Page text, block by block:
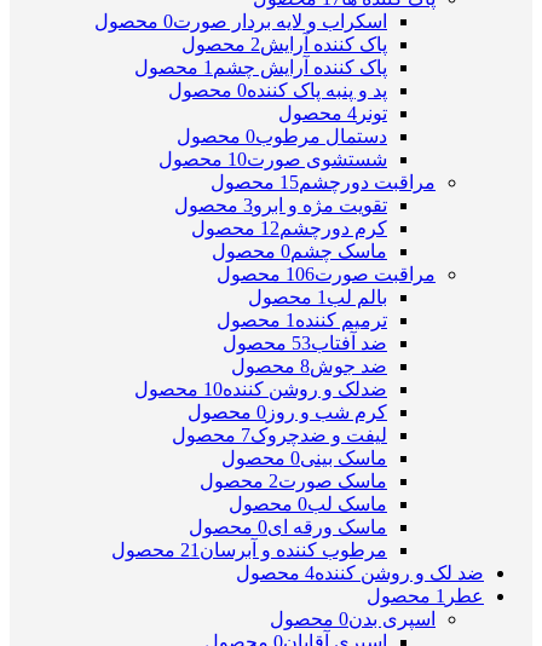
اسکراب و لایه بردار صورت0 محصول
پاک کننده آرایش2 محصول
پاک کننده آرایش چشم 1 محصول
پد و پنبه پاک کننده0 محصول
تونر 4 محصول
دستمال مرطوب0 محصول
شستشوی صورت10 محصول
مراقبت دورچشم15 محصول
تقویت مژه و ابرو3 محصول
کرم دورچشم12 محصول
ماسک چشم0 محصول
مراقبت صورت106 محصول
بالم لب 1 محصول
ترمیم کننده 1 محصول
ضد آفتاب53 محصول
ضد جوش8 محصول
ضدلک و روشن کننده10 محصول
کرم شب و روز 0 محصول
لیفت و ضدچروک7 محصول
ماسک بینی0 محصول
ماسک صورت2 محصول
ماسک لب0 محصول
ماسک ورقه ای0 محصول
مرطوب کننده و آبرسان 21 محصول
ضد لک و روشن کننده4 محصول
عطر 1 محصول
اسپری بدن0 محصول
اسپری آقایان0 محصول